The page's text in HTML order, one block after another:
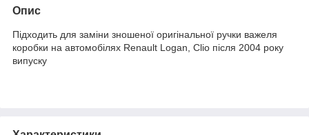
Опис
Підходить для заміни зношеної оригінальної ручки важеля
коробки на автомобілях Renault Logan, Clio після 2004 року
випуску